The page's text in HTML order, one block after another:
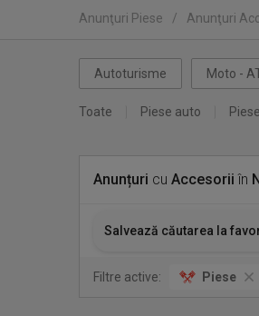
Anunţuri Piese / Anunţuri
Autoturisme Moto -
Toate Piese auto
Anunțuri cu Accesorii în
Salvează căutarea la
Filtre active: Piese